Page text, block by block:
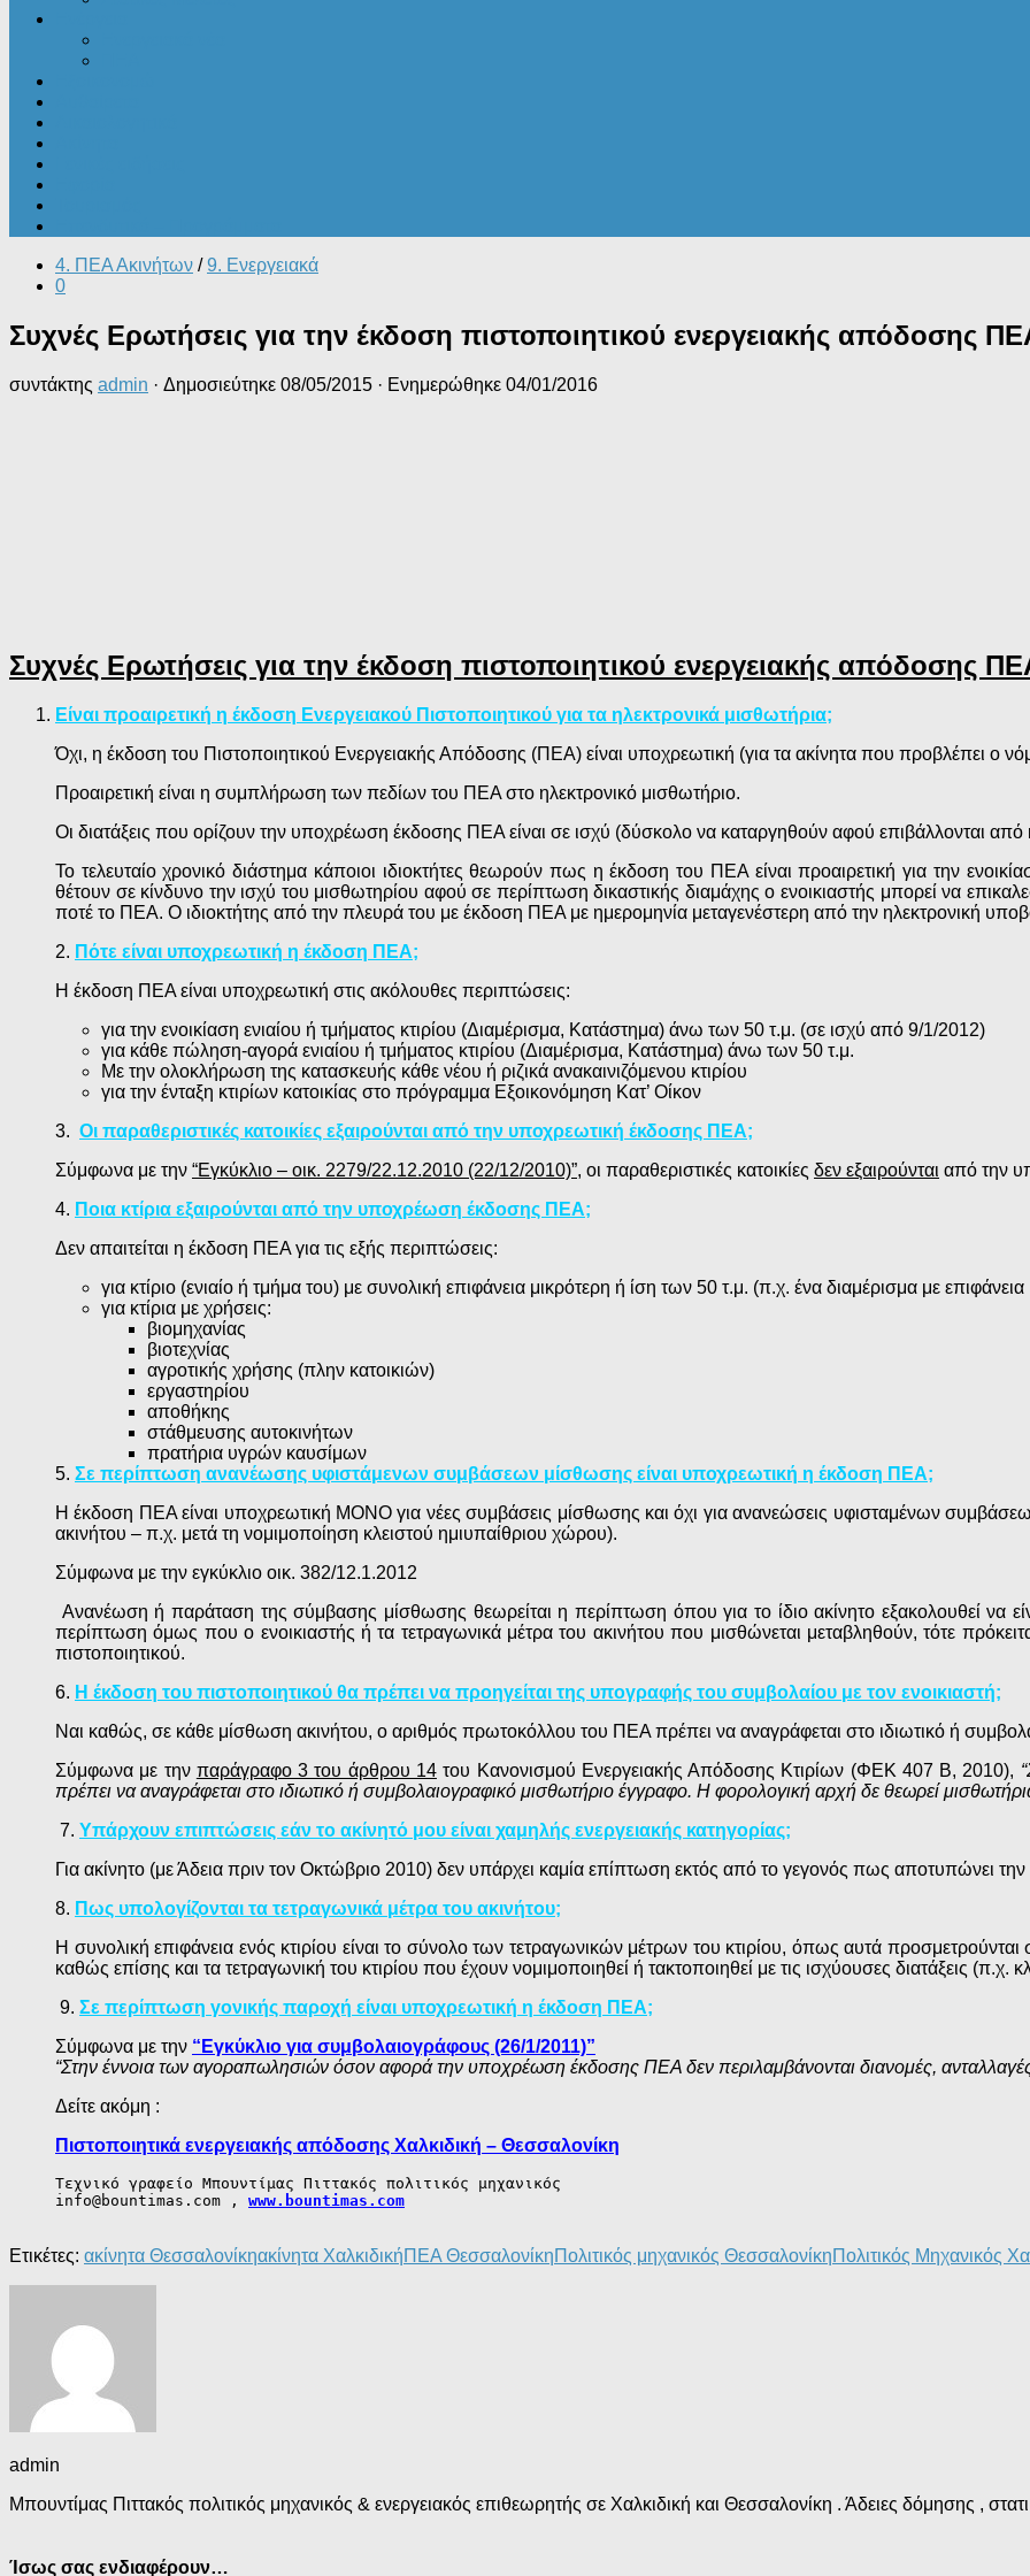
4. ΠΕΑ Ακινήτων / 9. Ενεργειακά
0
Συχνές Ερωτήσεις για την έκδοση πιστοποιητικού ενεργειακής απόδοσης
συντάκτης admin · Δημοσιεύτηκε 08/05/2015 · Ενημερώθηκε 04/01/2016
Συχνές Ερωτήσεις για την έκδοση πιστοποιητικού ενεργειακής απόδοσης
Είναι προαιρετική η έκδοση Ενεργειακού Πιστοποιητικού για τα ηλεκτρονικά μισθωτήρια;
Όχι, η έκδοση του Πιστοποιητικού Ενεργειακής Απόδοσης (ΠΕΑ) είναι υποχρεωτική (για τα ακίνητα που προβλέπει ο
Προαιρετική είναι η συμπλήρωση των πεδίων του ΠΕΑ στο ηλεκτρονικό μισθωτήριο.
Οι διατάξεις που ορίζουν την υποχρέωση έκδοσης ΠΕΑ είναι σε ισχύ (δύσκολο να καταργηθούν αφού επιβάλλονται από
Το τελευταίο χρονικό διάστημα κάποιοι ιδιοκτήτες θεωρούν πως η έκδοση του ΠΕΑ είναι προαιρετική για την
θέτουν σε κίνδυνο την ισχύ του μισθωτηρίου αφού σε περίπτωση δικαστικής διαμάχης ο ενοικιαστής μπορεί να
ποτέ το ΠΕΑ. Ο ιδιοκτήτης από την πλευρά του με έκδοση ΠΕΑ με ημερομηνία μεταγενέστερη από την ηλεκτρονική
2. Πότε είναι υποχρεωτική η έκδοση ΠΕΑ;
Η έκδοση ΠΕΑ είναι υποχρεωτική στις ακόλουθες περιπτώσεις:
για την ενοικίαση ενιαίου ή τμήματος κτιρίου (Διαμέρισμα, Κατάστημα) άνω των 50 τ.μ. (σε ισχύ από 9/1/2012)
για κάθε πώληση-αγορά ενιαίου ή τμήματος κτιρίου (Διαμέρισμα, Κατάστημα) άνω των 50 τ.μ.
Με την ολοκλήρωση της κατασκευής κάθε νέου ή ριζικά ανακαινιζόμενου κτιρίου
για την ένταξη κτιρίων κατοικίας στο πρόγραμμα Εξοικονόμηση Κατ’ Οίκον
3. Οι παραθεριστικές κατοικίες εξαιρούνται από την υποχρεωτική έκδοσης ΠΕΑ;
Σύμφωνα με την “Εγκύκλιο – οικ. 2279/22.12.2010 (22/12/2010)”, οι παραθεριστικές κατοικίες δεν εξαιρούνται από την
4. Ποια κτίρια εξαιρούνται από την υποχρέωση έκδοσης ΠΕΑ;
Δεν απαιτείται η έκδοση ΠΕΑ για τις εξής περιπτώσεις:
για κτίριο (ενιαίο ή τμήμα του) με συνολική επιφάνεια μικρότερη ή ίση των 50 τ.μ. (π.χ. ένα διαμέρισμα με
για κτίρια με χρήσεις:
βιομηχανίας
βιοτεχνίας
αγροτικής χρήσης (πλην κατοικιών)
εργαστηρίου
αποθήκης
στάθμευσης αυτοκινήτων
πρατήρια υγρών καυσίμων
5. Σε περίπτωση ανανέωσης υφιστάμενων συμβάσεων μίσθωσης είναι υποχρεωτική η έκδοση ΠΕΑ;
Η έκδοση ΠΕΑ είναι υποχρεωτική ΜΟΝΟ για νέες συμβάσεις μίσθωσης και όχι για ανανεώσεις υφισταμένων
ακινήτου – π.χ. μετά τη νομιμοποίηση κλειστού ημιυπαίθριου χώρου).
Σύμφωνα με την εγκύκλιο οικ. 382/12.1.2012
Ανανέωση ή παράταση της σύμβασης μίσθωσης θεωρείται η περίπτωση όπου για το ίδιο ακίνητο εξακολουθεί να
περίπτωση όμως που ο ενοικιαστής ή τα τετραγωνικά μέτρα του ακινήτου που μισθώνεται μεταβληθούν, τότε
πιστοποιητικού.
6. Η έκδοση του πιστοποιητικού θα πρέπει να προηγείται της υπογραφής του συμβολαίου με τον ενοικιαστή;
Ναι καθώς, σε κάθε μίσθωση ακινήτου, ο αριθμός πρωτοκόλλου του ΠΕΑ πρέπει να αναγράφεται στο ιδιωτικό ή
Σύμφωνα με την παράγραφο 3 του άρθρου 14του Κανονισμού Ενεργειακής Απόδοσης Κτιρίων (ΦΕΚ 407 Β, 2010),
πρέπει να αναγράφεται στο ιδιωτικό ή συμβολαιογραφικό μισθωτήριο έγγραφο. Η φορολογική αρχή δε θεωρεί
7. Υπάρχουν επιπτώσεις εάν το ακίνητό μου είναι χαμηλής ενεργειακής κατηγορίας;
Για ακίνητο (με Άδεια πριν τον Οκτώβριο 2010) δεν υπάρχει καμία επίπτωση εκτός από το γεγονός πως αποτυπώνει την
8. Πως υπολογίζονται τα τετραγωνικά μέτρα του ακινήτου;
Η συνολική επιφάνεια ενός κτιρίου είναι το σύνολο των τετραγωνικών μέτρων του κτιρίου, όπως αυτά
καθώς επίσης και τα τετραγωνική του κτιρίου που έχουν νομιμοποιηθεί ή τακτοποιηθεί με τις ισχύουσες διατάξεις (π.χ.
9. Σε περίπτωση γονικής παροχή είναι υποχρεωτική η έκδοση ΠΕΑ;
Σύμφωνα με την “Εγκύκλιο για συμβολαιογράφους (26/1/2011)”
“Στην έννοια των αγοραπωλησιών όσον αφορά την υποχρέωση έκδοσης ΠΕΑ δεν περιλαμβάνονται διανομές,
Δείτε ακόμη :
Πιστοποιητικά ενεργειακής απόδοσης Χαλκιδική – Θεσσαλονίκη
Τεχνικό γραφείο Μπουντίμας Πιττακός πολιτικός μηχανικός
info@bountimas.com , www.bountimas.com
Ετικέτες: ακίνητα Θεσσαλονίκηακίνητα ΧαλκιδικήΠΕΑ ΘεσσαλονίκηΠολιτικός μηχανικός ΘεσσαλονίκηΠολιτικός Μηχανικός
admin
Μπουντίμας Πιττακός πολιτικός μηχανικός & ενεργειακός επιθεωρητής σε Χαλκιδική και Θεσσαλονίκη . Άδειες δόμησης ,
Ίσως σας ενδιαφέρουν…